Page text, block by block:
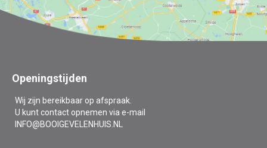
Openingstijden
Wij zijn bereikbaar op afspraak.
U kunt contact opnemen via e-mail
INFO@BOOIGEVELENHUIS.NL